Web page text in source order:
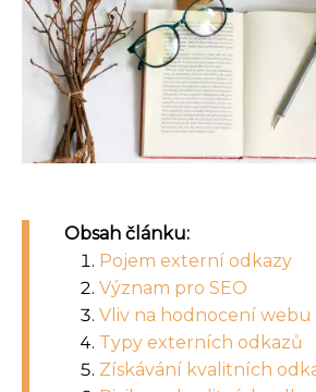
Obsah článku:
Pojem externí odkazy
Význam pro SEO
Vliv na hodnocení webu
Typy externích odkazů
Získávání kvalitních